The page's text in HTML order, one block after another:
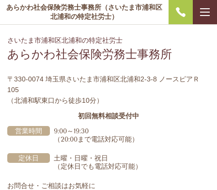
あらかわ社会保険労務士事務所（さいたま市浦和区
北浦和の特定社労士）
さいたま市浦和区北浦和の特定社労士
あらかわ社会保険労務士事務所
〒330-0074 埼玉県さいたま市浦和区北浦和2-3-8 ノースピアＲ
105
（北浦和駅東口から徒歩10分）
初回無料相談受付中
営業時間
9:00～19:30
（20:00まで電話対応可能）
定休日
土曜・日曜・祝日
（定休日でも電話対応可能）
お問合せ・ご相談はお気軽に